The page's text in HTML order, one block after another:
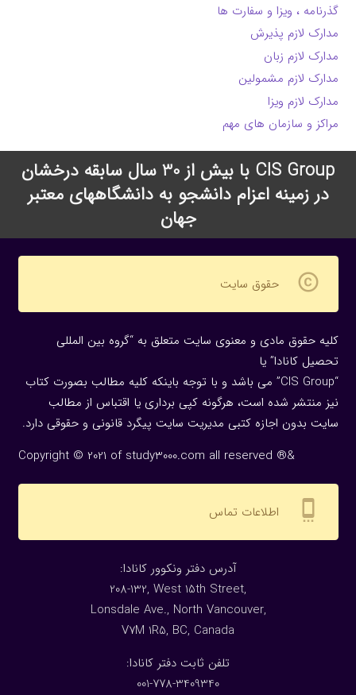
گذرنامه ، ویزا و سفارت ها
مدارک لازم پذیرش
مدارک لازم زبان
مدارک لازم مشمولین
مدارک لازم ویزا
مراکز و سازمان های مهم
CIS Group با بیش از 30 سال سابقه درخشان
در زمینه اعزام دانشجو به دانشگاههای معتبر
جهان
copyright حقوق سایت
کلیه حقوق مادی و معنوی سایت متعلق به “گروه بین المللی
تحصیل کانادا” یا
“CIS Group” می باشد و با توجه باینکه کلیه مطالب بصورت کتاب
نیز منتشر شده است، هرگونه كپی برداری یا اقتباس از مطالب
سایت بدون اجازه كتبی مدیریت سایت پیگرد قانونی و حقوقی دارد.
Copyright © 2021 of study3000.com all reserved ®&
settings_cell اطلاعات تماس
:آدرس دفتر ونکوور کانادا
208-132, West 15th Street,
Lonsdale Ave., North Vancouver,
V7M 1R5, BC, Canada
:تلفن ثابت دفتر کانادا
001-778-3409340